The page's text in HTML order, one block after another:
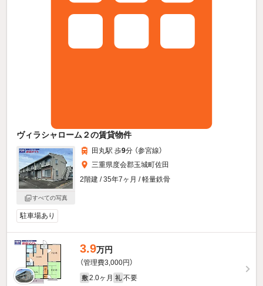
ヴィラシャローム２の賃貸物件
すべての写真
田丸駅 歩9分 （参宮線）
三重県度会郡玉城町佐田
2階建 / 35年7ヶ月 / 軽量鉄骨
駐車場あり
3.9万円
（管理費3,000円）
敷 2.0ヶ月 礼 不要